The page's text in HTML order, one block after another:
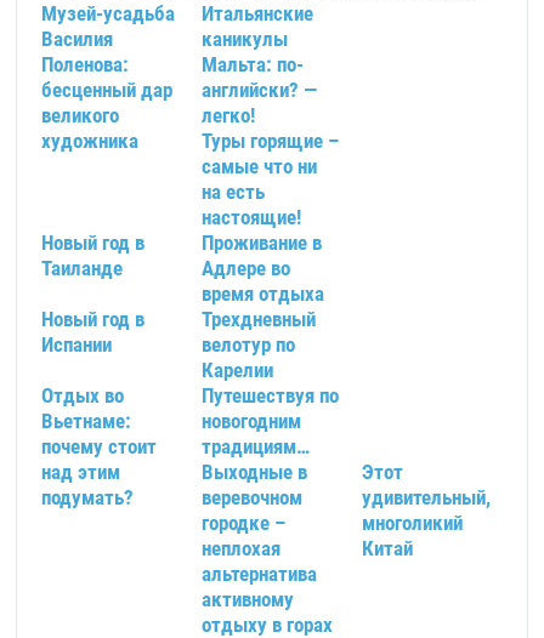
Музей-усадьба
Василия
Поленова:
бесценный дар
великого
художника
Итальянские
каникулы
Мальта: по-
английски? —
легко!
Туры горящие –
самые что ни
на есть
настоящие!
Новый год в
Таиланде
Проживание в
Адлере во
время отдыха
Новый год в
Испании
Трехдневный
велотур по
Карелии
Отдых во
Вьетнаме:
почему стоит
над этим
подумать?
Путешествуя по
новогодним
традициям…
Выходные в
веревочном
городке –
неплохая
альтернатива
активному
отдыху в горах
Этот
удивительный,
многоликий
Китай